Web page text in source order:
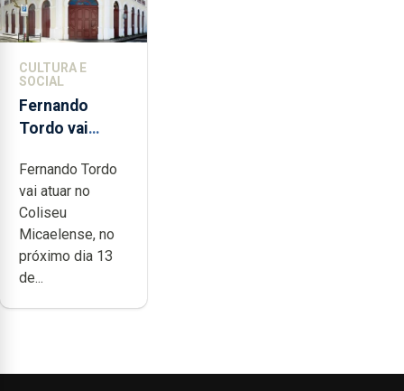
CULTURA E
SOCIAL
Fernando
Tordo vai
anos de
carreira no
Coliseu
Micaelense
Fernando Tordo
vai atuar no
Coliseu
Micaelense, no
próximo dia 13
de...